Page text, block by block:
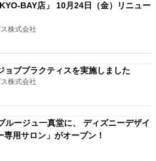
BAY店」 10月24日（金）リニュー
株式会社
ョブプラクティスを実施しました
株式会社
ルージュ一真堂に、 ディズニーデザイ
用サロン」がオープン！